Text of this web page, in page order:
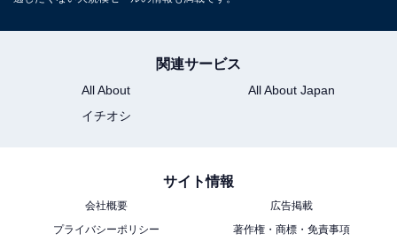
関連サービス
All About
All About Japan
イチオシ
サイト情報
会社概要
広告掲載
プライバシーポリシー
著作権・商標・免責事項